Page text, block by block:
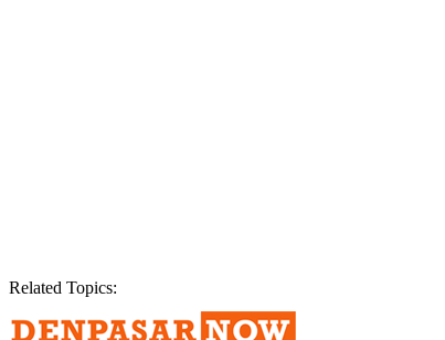
Related Topics: